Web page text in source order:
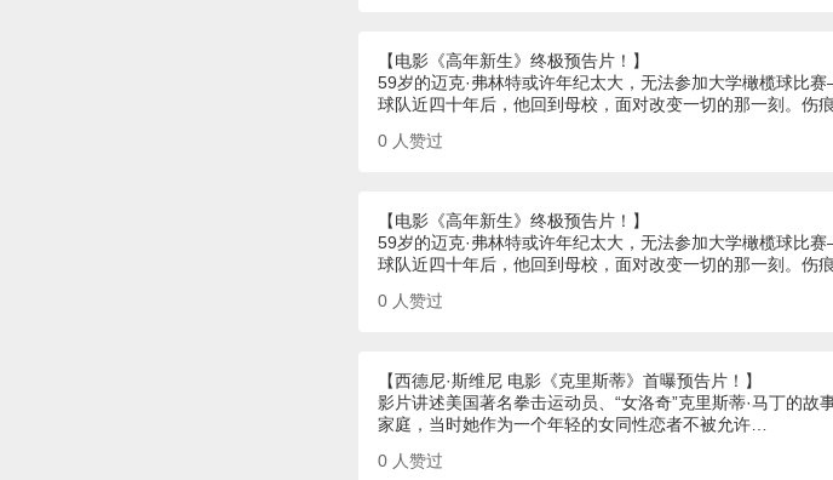
【电影《高年新生》终极预告片！】
59岁的迈克·弗林特或许年纪太大，无法参加大学橄榄球比
球队近四十年后，他回到母校，面对改变一切的那一刻。伤
0 人赞过
【电影《高年新生》终极预告片！】
59岁的迈克·弗林特或许年纪太大，无法参加大学橄榄球比
球队近四十年后，他回到母校，面对改变一切的那一刻。伤
0 人赞过
【西德尼·斯维尼 电影《克里斯蒂》首曝预告片！】
影片讲述美国著名拳击运动员、“女洛奇”克里斯蒂·马丁的
家庭，当时她作为一个年轻的女同性恋者不被允许…
0 人赞过